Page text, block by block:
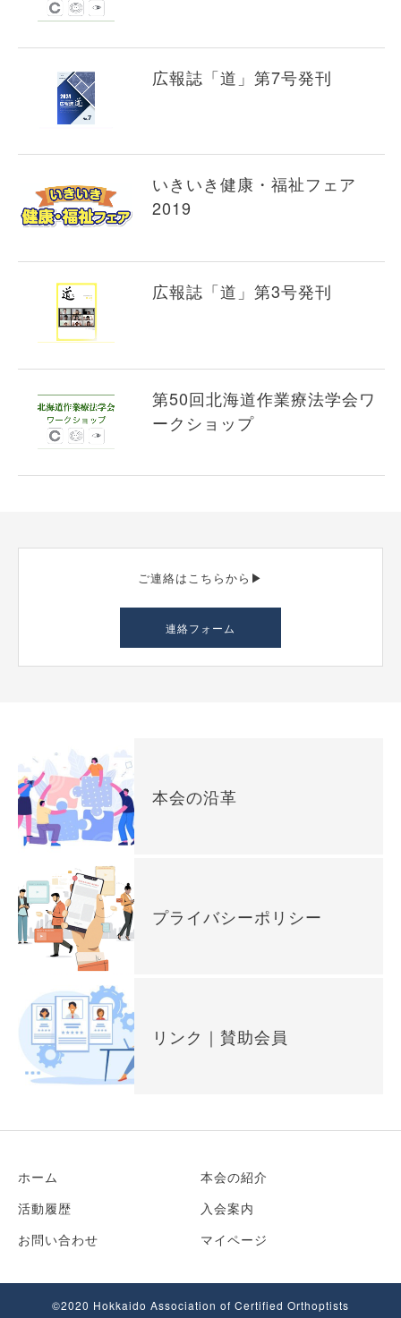
広報誌「道」第7号発刊
いきいき健康・福祉フェア
2019
広報誌「道」第3号発刊
第50回北海道作業療法学会ワ
ークショップ
ご連絡はこちらから▶︎
連絡フォーム
本会の沿革
プライバシーポリシー
リンク｜賛助会員
ホーム
本会の紹介
活動履歴
入会案内
お問い合わせ
マイページ
©2020 Hokkaido Association of Certified Orthoptists